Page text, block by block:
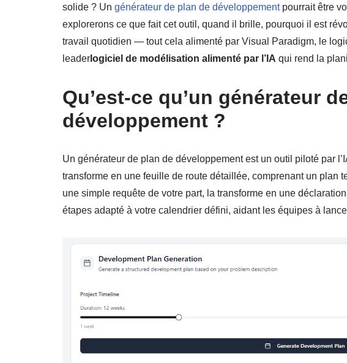
solide ? Un générateur de plan de développementpourrait être
explorerons ce que fait cet outil, quand il brille, pourquoi il est
travail quotidien — tout cela alimenté par Visual Paradigm, le
leader logiciel de modélisation alimenté par l’IA qui rend la
Qu’est-ce qu’un générateur
développement ?
Un générateur de plan de développement est un outil piloté par
transforme en une feuille de route détaillée, comprenant un plan
une simple requête de votre part, la transforme en une
étapes adapté à votre calendrier défini, aidant les équipes à